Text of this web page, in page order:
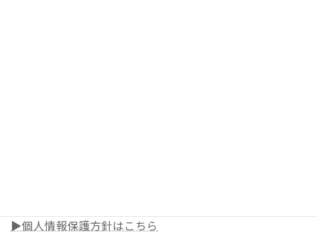
▶個人情報保護方針はこちら